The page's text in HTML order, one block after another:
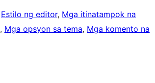
Estilo ng editor, Mga itinatampok na
, Mga opsyon sa tema, Mga komento na